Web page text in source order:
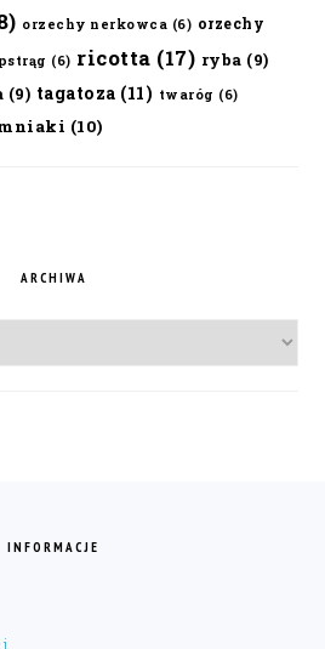
orzechy nerkowca (6) orzechy
pstrąg (6) ricotta (17) ryba (9)
(9) tagatoza (11) twaróg (6)
(10)
ARCHIWA
INFORMACJE